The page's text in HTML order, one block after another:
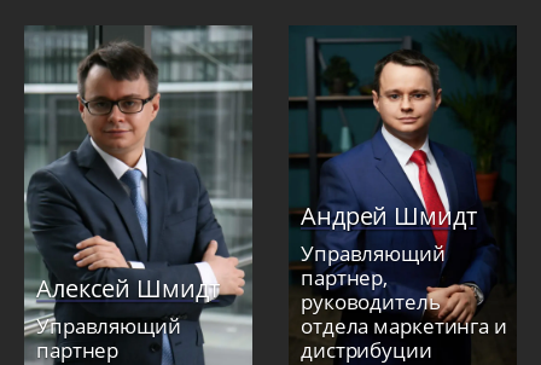
Алексей Шмидт
Управляющий
партнер
Андрей Шмидт
Управляющий
партнер,
руководитель
отдела маркетинга и
дистрибуции